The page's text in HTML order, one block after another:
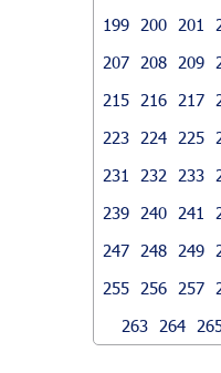
199
200 201
207
208 209
215
216 217
223
224 225
231
232 233
239
240 241
247
248 249
255
256 257
263
264